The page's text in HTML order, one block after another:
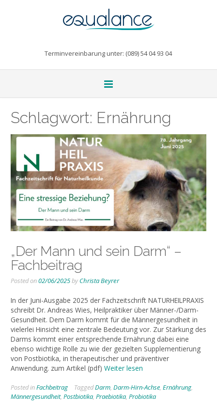
Terminvereinbarung unter: (089) 54 04 93 04
Schlagwort: Ernährung
„Der Mann und sein Darm“ –
Fachbeitrag
Posted on02/06/2025by Christa Beyrer
In der Juni-Ausgabe 2025 der Fachzeitschrift NATURHEILPRAXIS
schreibt Dr. Andreas Wies, Heilpraktiker über Männer-/Darm-
Gesundheit. Dem Darm kommt für die Männergesundheit in
vielerlei Hinsicht eine zentrale Bedeutung vor. Zur Stärkung des
Darms kommt einer entsprechende Ernährung dabei eine
ebenso wichtige Rolle zu wie der gezielten Supplementierung
von Postbiotika, in therapeutischer und präventiver
Anwendung. zum Artikel (pdf) Weiter lesen
Posted inFachbeitrag TaggedDarm, Darm-Hirn-Achse, Ernährung,
Männergesundheit, Postbiotika, Praebiotika, Probiotika